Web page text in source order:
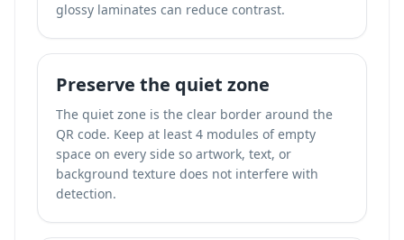
glossy laminates can reduce contrast.
Preserve the quiet zone
The quiet zone is the clear border around the
QR code. Keep at least 4 modules of empty
space on every side so artwork, text, or
background texture does not interfere with
detection.